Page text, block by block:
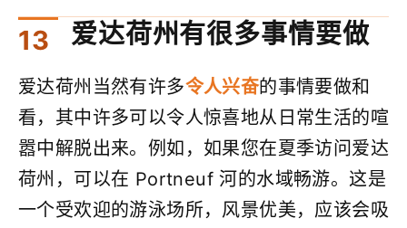
爱达荷州有很多事情要做
爱达荷州当然有许多令人兴奋的事情要做和
看，其中许多可以令人惊喜地从日常生活的喧
嚣中解脱出来。例如，如果您在夏季访问爱达
荷州，可以在 Portneuf 河的水域畅游。这是
一个受欢迎的游泳场所，风景优美，应该会吸